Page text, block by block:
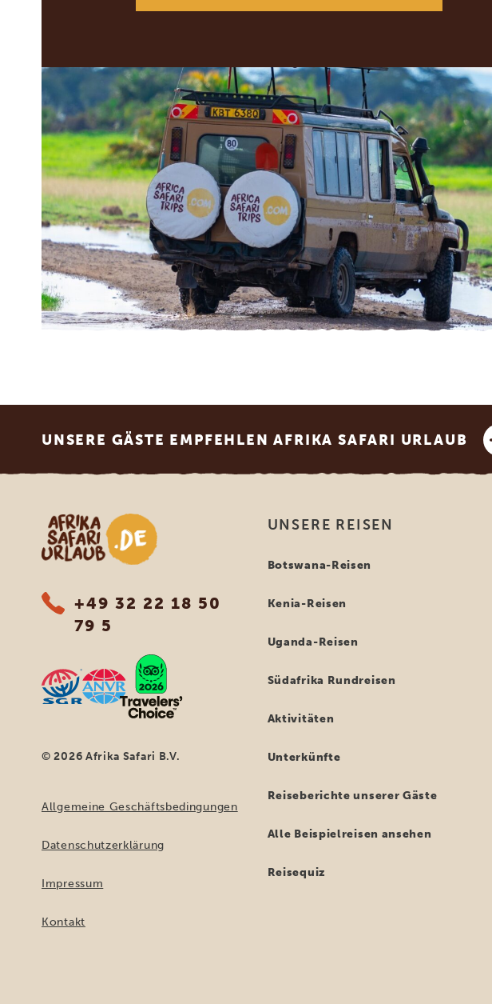
UNSERE GÄSTE EMPFEHLEN AFRIKA SAFARI URLAUB
Afrika Safari Urlaub
+49 32 22 18 50
79 5
© 2026 Afrika Safari B.V.
Allgemeine Geschäftsbedingungen
Datenschutzerklärung
Impressum
Kontakt
UNSERE REISEN
Botswana-Reisen
Kenia-Reisen
Uganda-Reisen
Südafrika Rundreisen
Aktivitäten
Unterkünfte
Reiseberichte unserer Gäste
Alle Beispielreisen ansehen
Reisequiz